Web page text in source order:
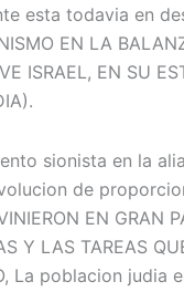
esta todavia en
EN LA
ISRAEL, EN SU
sionista en la
de
EN GRAN
Y LAS TAREAS
La poblacion